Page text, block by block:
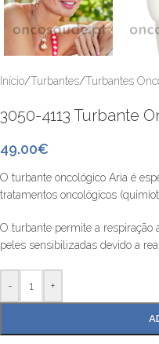
Início/Turbantes/Turbantes
3050-4113 Turbante
49.00€
O turbante oncológico Aria é
tratamentos oncológicos
O turbante permite a respiração
peles sensibilizadas devido a
- +